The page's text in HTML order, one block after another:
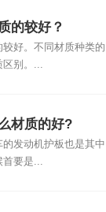
的较好？
好。不同材质种类的
别。...
材质的好?
发动机护板也是其中
要是...